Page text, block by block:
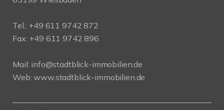
Tel.: +49 611 9742 872
Fax: +49 611 9742 896
Mail: info@stadtblick-immobilien.de
Web:www.stadtblick-immobilien.de